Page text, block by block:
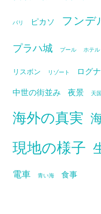
パリ ピカソ フンデ
プラハ城 プール ホテル
リスボン リゾート
ログ
中世の街並み
夜景 天国
海外の真実
現地の様子
電車 青い海 食事